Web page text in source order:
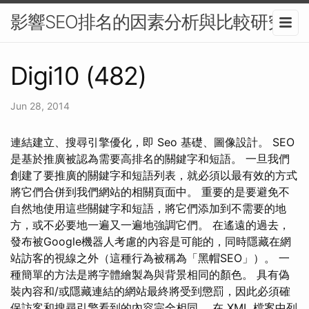
影響SEO排名的因素分析與比較研究
Digi10 (482)
Jun 28, 2014
連結建立、搜尋引擎優化，即 Seo 基礎、圖像設計。 SEO
是基於推廣被認為需要高排名的關鍵字和短語。 一旦我們
創建了要推廣的關鍵字和短語列表，就必須以最有效的方式
將它們合併到我們網站的相關頁面中。 重要的是要避免不
自然地使用這些關鍵字和短語，將它們添加到不需要的地
方，或不必要地一遍又一遍地強調它們。 在遙遠的過去，
發布被Google機器人考慮的內容是可能的，同時隱藏在網
站訪客的視線之外（這種行為被稱為「黑帽SEO」）。 一
種簡單的方法是將字體繪製為與背景相同的顏色。 具有偽
裝內容和/或隱藏連結的網站最終將受到懲罰，因此必須確